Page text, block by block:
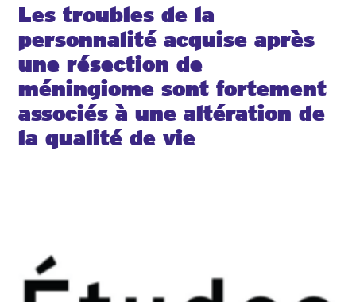
Les troubles de la
personnalité acquise après
une résection de
méningiome sont fortement
associés à une altération de
la qualité de vie